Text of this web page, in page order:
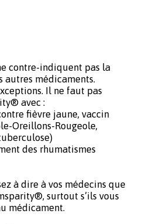
contre-indiquent pas la
autres médicaments.
Il ne faut pas
avec :
fièvre jaune, vaccin
Oreillons-Rougeole,
des rhumatismes
à dire à vos médecins que
surtout s’ils vous
médicament.